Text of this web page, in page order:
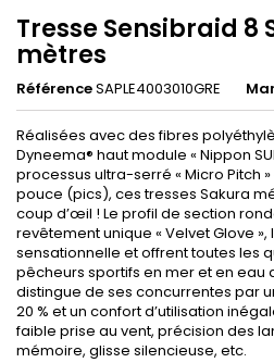
Tresse Sensibraid 8
mètres
RéférenceSAPLE4003010GRE
Réalisées avec des fibres
Dyneema® haut module « Nippon
processus ultra-serré « Micro Pitch
pouce (pics), ces tresses Sakura
coup d’œil ! Le profil de section
revêtement unique « Velvet Glove
sensationnelle et offrent toutes les
pêcheurs sportifs en mer et en eau
distingue de ses concurrentes par
20 % et un confort d’utilisation
faible prise au vent, précision des
mémoire, glisse silencieuse, etc.